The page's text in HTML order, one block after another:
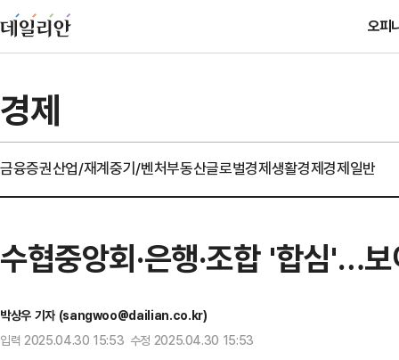
오피
경제
금융증권산업/재계중기/벤처부동산글로벌경제생활경제경제일반
수협중앙회·은행·조합 '합심'…
박상우 기자 (sangwoo@dailian.co.kr)
입력 2025.04.30 15:53 수정 2025.04.30 15:53